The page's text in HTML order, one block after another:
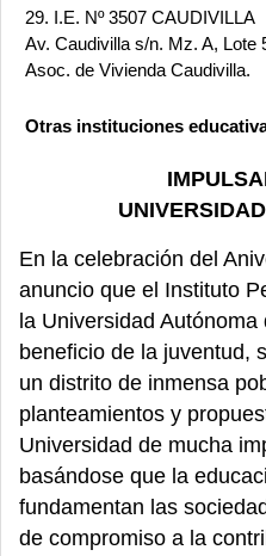
29. I.E. Nº 3507 CAUDIVILLA
Av. Caudivilla s/n. Mz. A, Lote
Asoc. de Vivienda Caudivilla.
Otras instituciones
En la celebración del
anuncio que el Instituto
la Universidad
beneficio de la juventud,
un distrito de inmensa
planteamientos y
Universidad de mucha
basándose que la
fundamentan las
de compromiso a la